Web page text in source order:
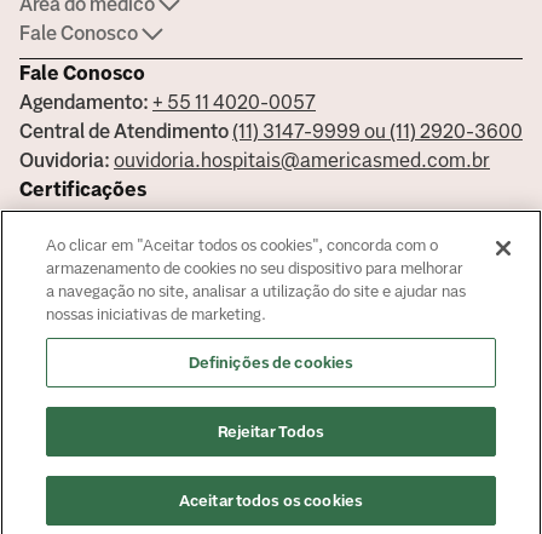
Fale Conosco
Agendamento: + 55 11 4020-0057
Central de Atendimento(11) 3147-9999 ou (11) 2920-3600
Ouvidoria: ouvidoria.hospitais@americasmed.com.br
Certificações
Saiba mais sobre nossas certificações
Fale Conosco
Martin - CRM 239045
Agendar especialidade
Ao clicar em "Aceitar todos os cookies", concorda com o
armazenamento de cookies no seu dispositivo para melhorar
a navegação no site, analisar a utilização do site e ajudar nas
nossas iniciativas de marketing.
Definições de cookies
Rejeitar Todos
Aceitar todos os cookies